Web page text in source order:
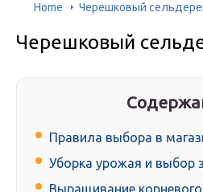
Home Черешковый
Черешковый
Правила выбора в
Уборка урожая и выбор